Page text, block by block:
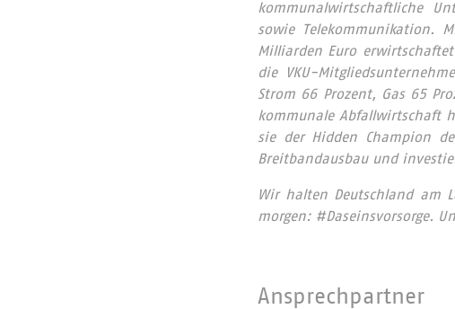
kommunalwirtschaftliche
sowie Telekommunikation.
Milliarden Euro
die VKU-
Strom 66 Prozent, Gas 65
kommunale Abfallwirtschaft
sie der Hidden Champion
Breitbandausbau und
Wir halten Deutschland am
morgen: #Daseinsvorsorge.
Ansprechpartner